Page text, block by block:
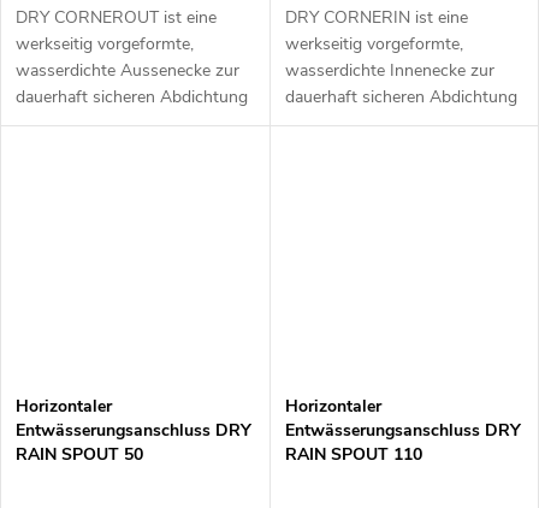
DRY CORNEROUT ist eine
werkseitig vorgeformte,
wasserdichte Aussenecke zur
dauerhaft sicheren Abdichtung
von 90°-Aussenecken in
DRY CORNERIN ist eine
werkseitig vorgeformte,
wasserdichte Innenecke zur
dauerhaft sicheren Abdichtung
von 90°-Innenecken in
Horizontaler
Entwässerungsanschluss DRY
RAIN SPOUT 50
Horizontaler
Entwässerungsanschluss DRY
RAIN SPOUT 110